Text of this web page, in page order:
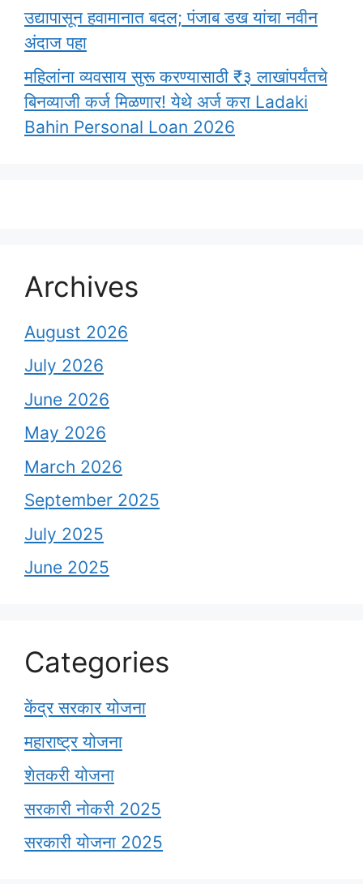
उद्यापासून हवामानात बदल; पंजाब डख यांचा नवीन
अंदाज पहा
महिलांना व्यवसाय सुरू करण्यासाठी ₹३ लाखांपर्यंतचे
बिनव्याजी कर्ज मिळणार! येथे अर्ज करा Ladaki
Bahin Personal Loan 2026
Archives
August 2026
July 2026
June 2026
May 2026
March 2026
September 2025
July 2025
June 2025
Categories
केंद्र सरकार योजना
महाराष्ट्र योजना
शेतकरी योजना
सरकारी नोकरी 2025
सरकारी योजना 2025